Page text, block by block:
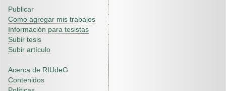
Publicar
Como agregar mis trabajos
Información para tesistas
Subir tesis
Subir artículo
Acerca de RIUdeG
Contenidos